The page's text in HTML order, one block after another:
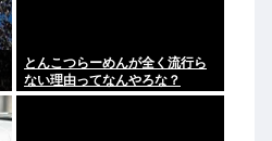
とんこつらーめんが全く流行ら
ない理由ってなんやろな？